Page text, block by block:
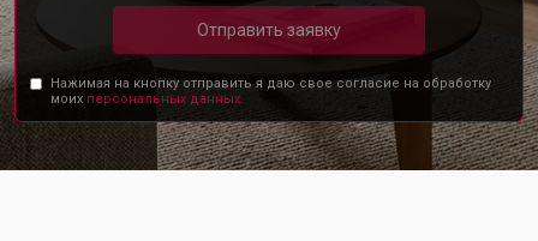
Отправить заявку
Нажимая на кнопку отправить я даю свое согласие на обработку
моих персональных данных.